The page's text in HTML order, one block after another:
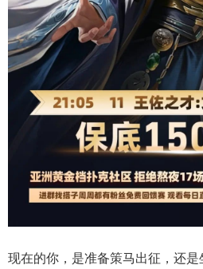
现在的你，是准备策马出征，还是